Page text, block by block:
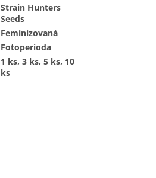
Strain Hunters
Seeds
Feminizovaná
Fotoperioda
1 ks, 3 ks, 5 ks, 10
ks